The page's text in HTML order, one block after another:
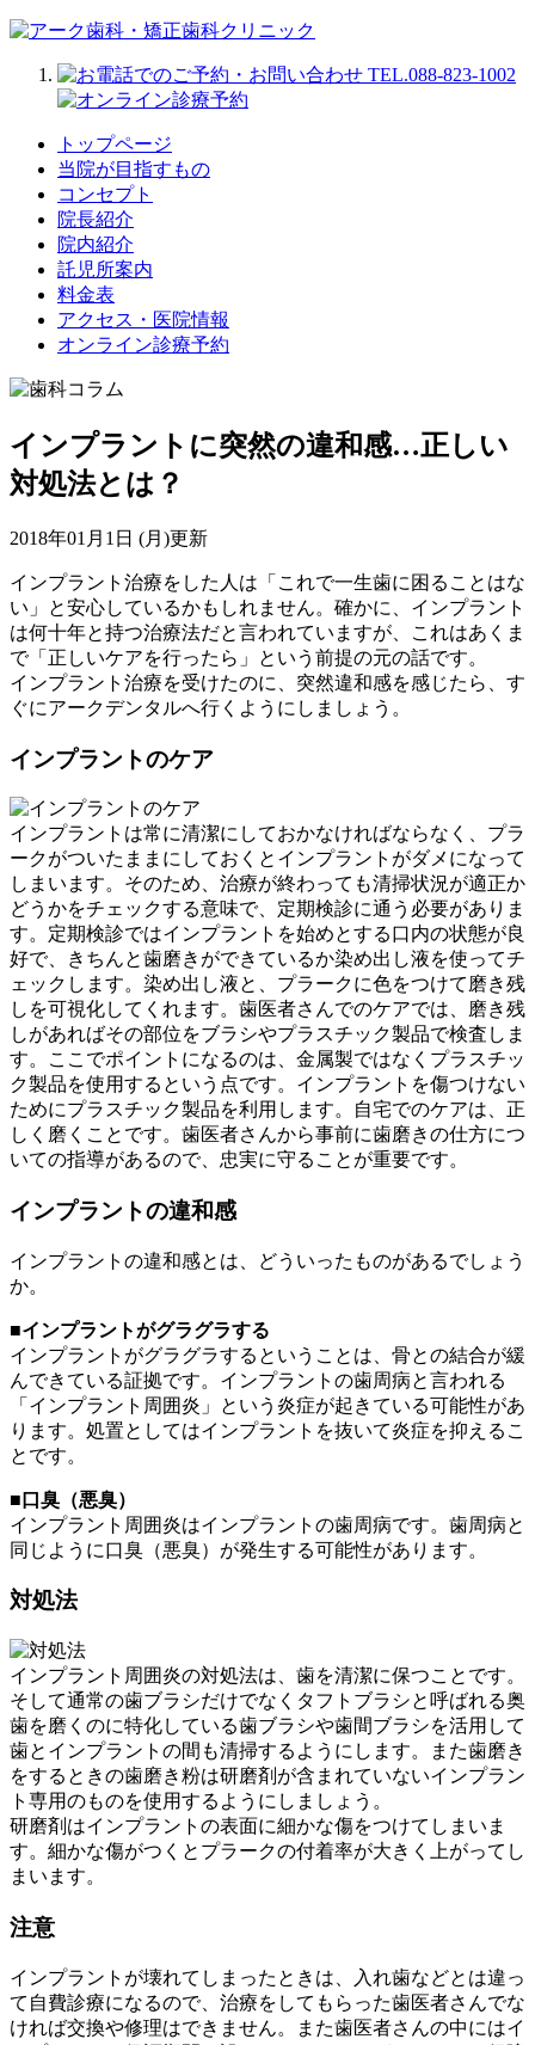
トップページ
当院が目指すもの
コンセプト
院長紹介
院内紹介
託児所案内
料金表
アクセス・医院情報
オンライン診療予約
インプラントに突然の違和感…正しい
対処法とは？
2018年01月1日 (月)更新
インプラント治療をした人は「これで一生歯に困ることはな
い」と安心しているかもしれません。確かに、インプラント
は何十年と持つ治療法だと言われていますが、これはあくま
で「正しいケアを行ったら」という前提の元の話です。
インプラント治療を受けたのに、突然違和感を感じたら、す
ぐにアークデンタルへ行くようにしましょう。
インプラントのケア
インプラントは常に清潔にしておかなければならなく、プラ
ークがついたままにしておくとインプラントがダメになって
しまいます。そのため、治療が終わっても清掃状況が適正か
どうかをチェックする意味で、定期検診に通う必要がありま
す。定期検診ではインプラントを始めとする口内の状態が良
好で、きちんと歯磨きができているか染め出し液を使ってチ
ェックします。染め出し液と、プラークに色をつけて磨き残
しを可視化してくれます。歯医者さんでのケアでは、磨き残
しがあればその部位をブラシやプラスチック製品で検査しま
す。ここでポイントになるのは、金属製ではなくプラスチッ
ク製品を使用するという点です。インプラントを傷つけない
ためにプラスチック製品を利用します。自宅でのケアは、正
しく磨くことです。歯医者さんから事前に歯磨きの仕方につ
いての指導があるので、忠実に守ることが重要です。
インプラントの違和感
インプラントの違和感とは、どういったものがあるでしょう
か。
■インプラントがグラグラする
インプラントがグラグラするということは、骨との結合が緩
んできている証拠です。インプラントの歯周病と言われる
「インプラント周囲炎」という炎症が起きている可能性があ
ります。処置としてはインプラントを抜いて炎症を抑えるこ
とです。
■口臭（悪臭）
インプラント周囲炎はインプラントの歯周病です。歯周病と
同じように口臭（悪臭）が発生する可能性があります。
対処法
インプラント周囲炎の対処法は、歯を清潔に保つことです。
そして通常の歯ブラシだけでなくタフトブラシと呼ばれる奥
歯を磨くのに特化している歯ブラシや歯間ブラシを活用して
歯とインプラントの間も清掃するようにします。また歯磨き
をするときの歯磨き粉は研磨剤が含まれていないインプラン
ト専用のものを使用するようにしましょう。
研磨剤はインプラントの表面に細かな傷をつけてしまいま
す。細かな傷がつくとプラークの付着率が大きく上がってし
まいます。
注意
インプラントが壊れてしまったときは、入れ歯などとは違っ
て自費診療になるので、治療をしてもらった歯医者さんでな
ければ交換や修理はできません。また歯医者さんの中にはイ